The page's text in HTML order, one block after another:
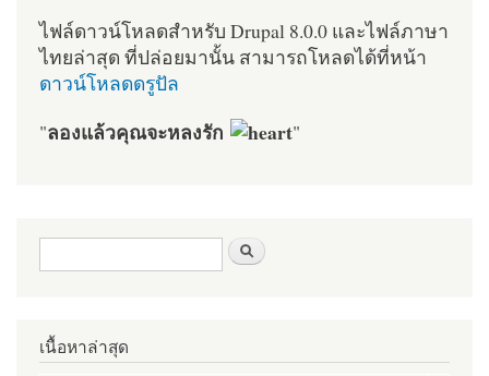
ไฟล์ดาวน์โหลดสำหรับ Drupal 8.0.0 และไฟล์ภาษา
ไทยล่าสุด ที่ปล่อยมานั้น สามารถโหลดได้ที่หน้า
ดาวน์โหลดดรูปัล
"ลองแล้วคุณจะหลงรัก "
ฟอร์มค้นหา
เนื้อหาล่าสุด